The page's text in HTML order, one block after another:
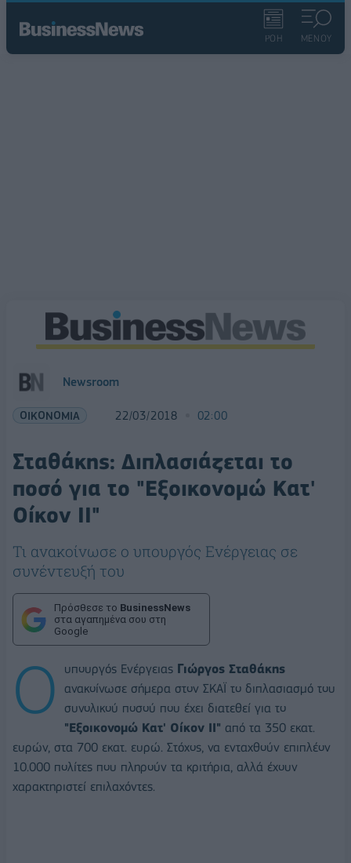
ΡΟΗ ΜΕΝΟΥ
Newsroom
ΟΙΚΟΝΟΜΙΑ 22/03/2018 02:00
Σταθάκης: Διπλασιάζεται το
ποσό για το "Εξοικονομώ Κατ'
Οίκον ΙΙ"
Τι ανακοίνωσε ο υπουργός Ενέργειας σε
συνέντευξή του
Πρόσθεσε το BusinessNews
στα αγαπημένα σου στη
Google
Ο υπουργός Ενέργειας Γιώργος Σταθάκης
ανακοίνωσε σήμερα στον ΣΚΑΪ το διπλασιασμό του
συνολικού ποσού που έχει διατεθεί για το
"Εξοικονομώ Κατ' Οίκον ΙΙ" από τα 350 εκατ.
ευρών, στα 700 εκατ. ευρώ. Στόχος, να ενταχθούν επιπλέον
10.000 πολίτες που πληρούν τα κριτήρια, αλλά έχουν
χαρακτηριστεί επιλαχόντες.